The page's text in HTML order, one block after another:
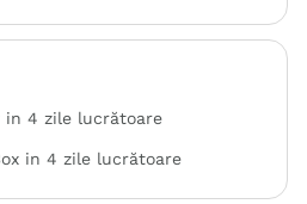
in 4 zile lucrătoare
in 4 zile lucrătoare